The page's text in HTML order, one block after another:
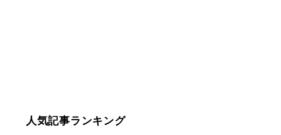
人気記事ランキング